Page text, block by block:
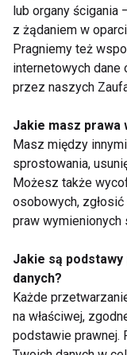
krojonymi
w przygotowaniu
poprawiającego
także skorzystać
ZDROWIE
ZDROWY
lub organy
z żądaniem w
Pragniemy też
internetowych dane
przez naszych
Jakie masz prawa
Masz między
sprostowania,
Możesz także
osobowych,
praw wymienionych
Jakie są
danych?
Każde
na właściwej,
podstawie prawnej.